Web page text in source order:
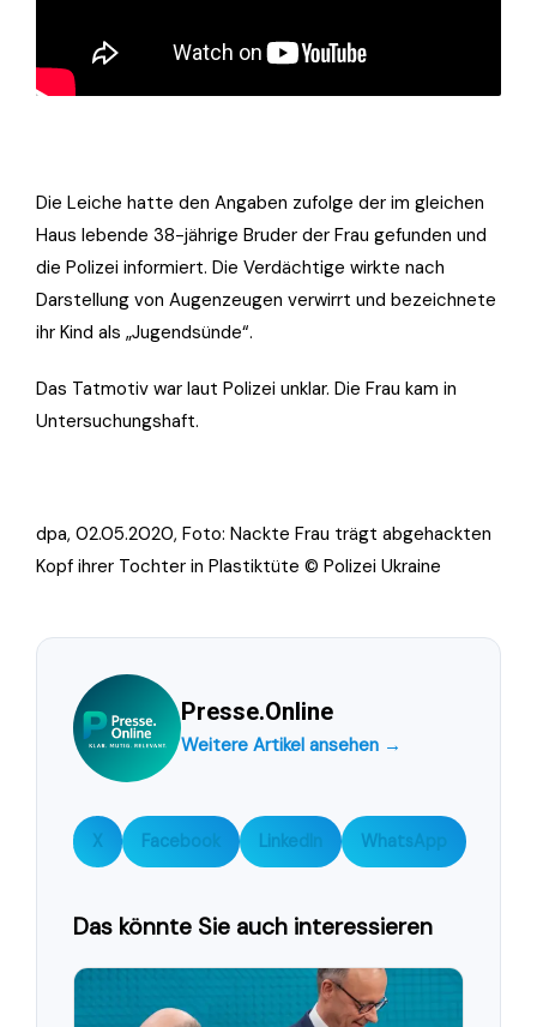
Die Leiche hatte den Angaben zufolge der im gleichen
Haus lebende 38-jährige Bruder der Frau gefunden und
die Polizei informiert. Die Verdächtige wirkte nach
Darstellung von Augenzeugen verwirrt und bezeichnete
ihr Kind als „Jugendsünde“.
Das Tatmotiv war laut Polizei unklar. Die Frau kam in
Untersuchungshaft.
dpa, 02.05.2020, Foto: Nackte Frau trägt abgehackten
Kopf ihrer Tochter in Plastiktüte © Polizei Ukraine
Presse.Online
Weitere Artikel ansehen →
X Facebook LinkedIn WhatsApp
Das könnte Sie auch interessieren